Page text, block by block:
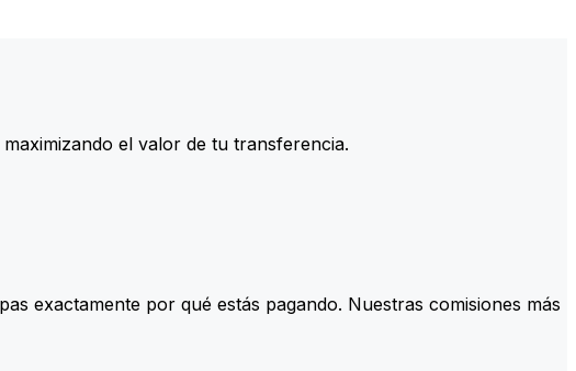
maximizando el valor de tu transferencia.
exactamente por qué estás pagando. Nuestras comisiones más